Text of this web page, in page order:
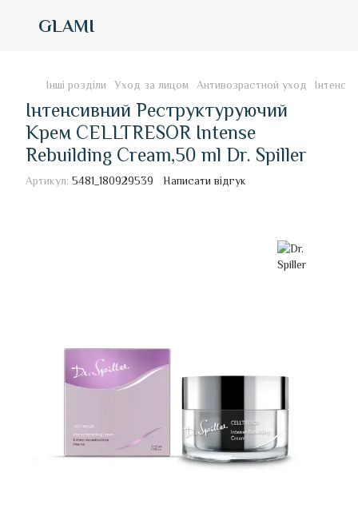
GLAMI
Інші розділи Уход за лицом Антивозрастной уход
Інтенсивний Реструктуруючий
Крем CELLTRESOR Intense
Rebuilding Cream,50 ml Dr. Spiller
Артикул: 5481_180929539 Написати відгук